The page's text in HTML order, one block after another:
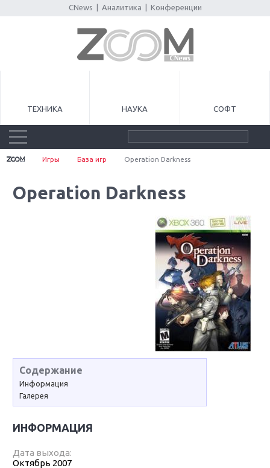
CNews Аналитика Конференции
ТЕХНИКА НАУКА СОФТ
Игры База игр Operation Darkness
Operation Darkness
Содержание
Информация
Галерея
ИНФОРМАЦИЯ
Дата выхода:
Октябрь 2007